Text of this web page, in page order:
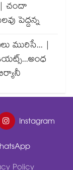
| చందా
పెద్దన్న
మురిసే... |
Instagram